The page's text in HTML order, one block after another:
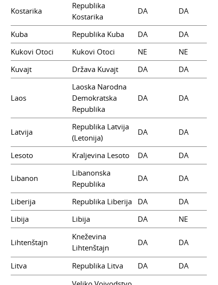
Kostarika
Republika
Kostarika
DA DA
Kuba Republika Kuba DA
DA
Kukovi Otoci
Kukovi Otoci NE
NE
Kuvajt
Država Kuvajt DA DA
Laos
Laoska Narodna
Demokratska
Republika
DA DA
Latvija
Republika Latvija
(Letonija)
DA DA
Lesoto Kraljevina Lesoto DA DA
Libanon
Libanonska
Republika
DA DA
Liberija Republika Liberija DA
DA
Libija
Libija DA NE
Lihtenštajn
Kneževina
Lihtenštajn
DA DA
Litva Republika Litva DA DA